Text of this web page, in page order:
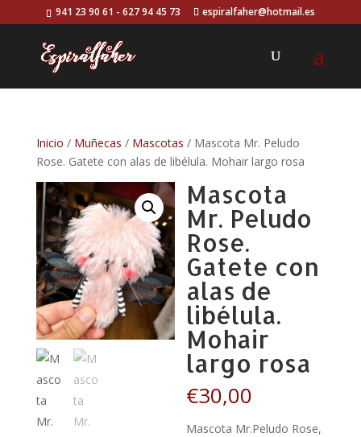
941 23 90 61 - 627 94 45 73 espiralfaher@hotmail.es
Inicio / Muñecas / Mascotas / Mascota Mr. Peludo
Rose. Gatete con alas de libélula. Mohair largo rosa
Mascota
Mr. Peludo
Rose.
Gatete con
alas de
libélula.
Mohair
largo rosa
€30,00
Mascota Mr.Peludo Rose,